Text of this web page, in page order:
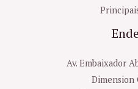
Av. Embaixador
Dimension